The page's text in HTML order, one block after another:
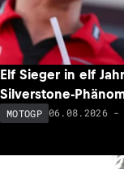
Elf Sieger in elf
Silverstone-
MOTOGP 06.08.2026 -